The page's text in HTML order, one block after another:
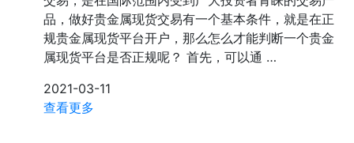
品，做好贵金属现货交易有一个基本条件，就是在正
规贵金属现货平台开户，那么怎么才能判断一个贵金
属现货平台是否正规呢？ 首先，可以通 …
2021-03-11
查看更多